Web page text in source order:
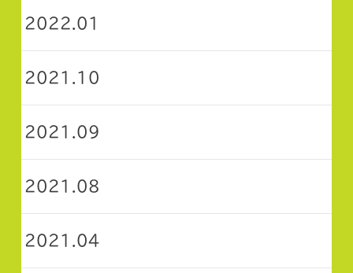
2022.01
2021.10
2021.09
2021.08
2021.04